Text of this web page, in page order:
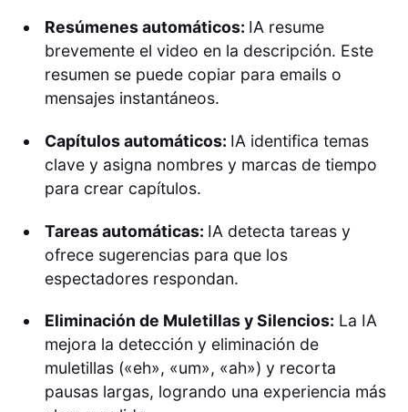
Resúmenes automáticos: IA resume
brevemente el video en la descripción. Este
resumen se puede copiar para emails o
mensajes instantáneos.
Capítulos automáticos: IA identifica temas
clave y asigna nombres y marcas de tiempo
para crear capítulos.
Tareas automáticas: IA detecta tareas y
ofrece sugerencias para que los
espectadores respondan.
Eliminación de Muletillas y Silencios: La IA
mejora la detección y eliminación de
muletillas («eh», «um», «ah») y recorta
pausas largas, logrando una experiencia más